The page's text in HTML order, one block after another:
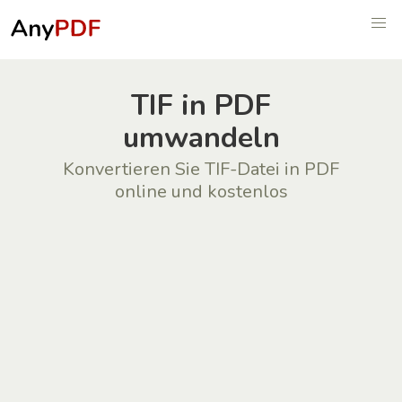
TIF in PDF
umwandeln
Konvertieren Sie TIF-Datei in PDF
online und kostenlos